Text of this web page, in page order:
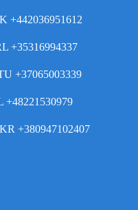
+442036951612
+35316994337
+37065003339
+48221530979
+380947102407